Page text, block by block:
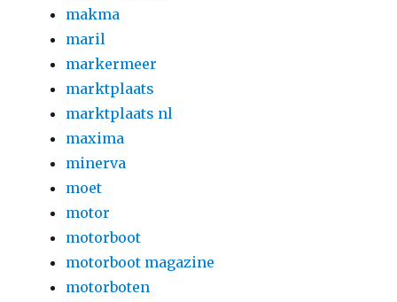
makma
maril
markermeer
marktplaats
marktplaats nl
maxima
minerva
moet
motor
motorboot
motorboot magazine
motorboten